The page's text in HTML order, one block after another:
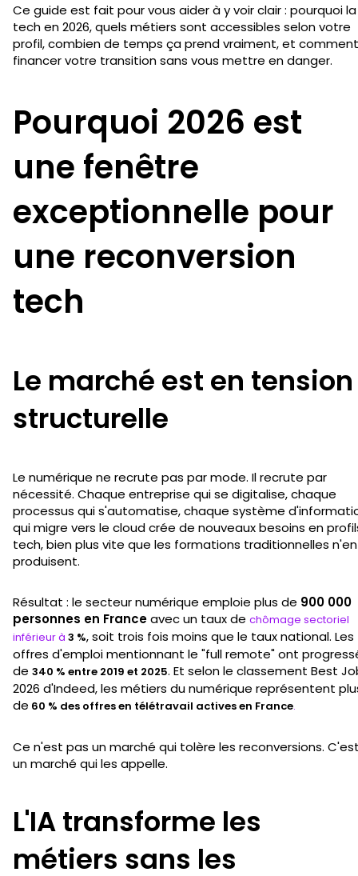
Ce guide est fait pour vous aider à y voir clair : pourquoi la
tech en 2026, quels métiers sont accessibles selon votre
profil, combien de temps ça prend vraiment, et comment
financer votre transition sans vous mettre en danger.
Pourquoi 2026 est
une fenêtre
exceptionnelle pour
une reconversion
tech
Le marché est en tension
structurelle
Le numérique ne recrute pas par mode. Il recrute par
nécessité. Chaque entreprise qui se digitalise, chaque
processus qui s'automatise, chaque système
qui migre vers le cloud crée de nouveaux besoins en
tech, bien plus vite que les formations traditionnelles n'en
produisent.
Résultat : le secteur numérique emploie plus de 900 000
personnes en Franceavec un taux de chômage sectoriel
inférieur à 3 %, soit trois fois moins que le taux national. Les
offres d'emploi mentionnant le "full remote" ont
de 340 % entre 2019 et 2025. Et selon le classement Best
2026 d'Indeed, les métiers du numérique représentent
de 60 % des offres en télétravail actives en France.
Ce n'est pas un marché qui tolère les reconversions.
un marché qui les appelle.
L'IA transforme les
métiers sans les